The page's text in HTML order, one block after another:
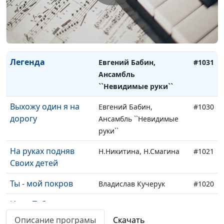
Гори, гори, моя
звезда
Евгений Бабин,
Ансамбль ``Невидимые
руки``
Легенда
Евгений Бабин,
Ансамбль
``Невидимые руки``
#1031
Выхожу один я на
дорогу
Евгений Бабин,
Ансамбль ``Невидимые
руки``
#1030
На руках подняв
Своих детей
Н.Никитина, Н.Смагина #1021
Ты - мой покров Владислав Кучерук #1020
Иду к Тебе
Носова
Описание програмы Скачать